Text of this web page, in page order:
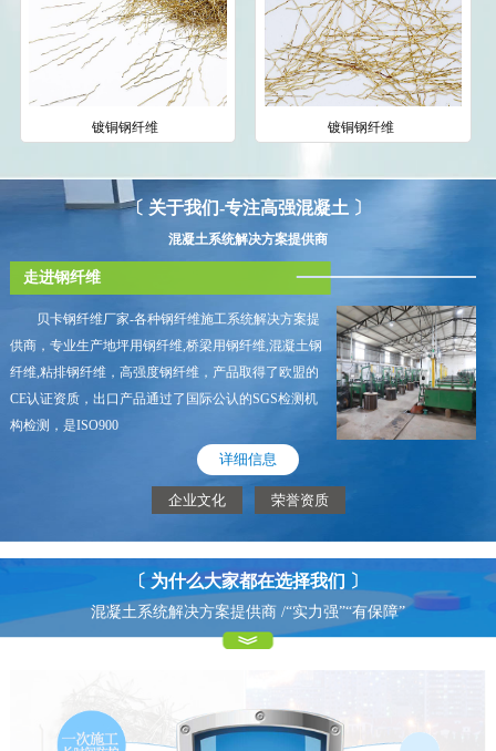
镀铜钢纤维 镀铜钢纤维
〔 关于我们-专注高强混凝土 〕
混凝土系统解决方案提供商
走进钢纤维
贝卡钢纤维厂家-各种钢纤维施工系统解决方案提
供商，专业生产地坪用钢纤维,桥梁用钢纤维,混凝土钢
纤维,粘排钢纤维，高强度钢纤维，产品取得了欧盟的
CE认证资质，出口产品通过了国际公认的SGS检测机
构检测，是ISO900
详细信息
企业文化 荣誉资质
〔 为什么大家都在选择我们 〕
混凝土系统解决方案提供商 /“实力强”“有保障”